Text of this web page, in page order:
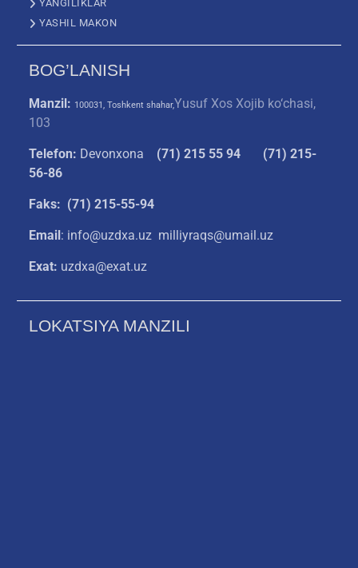
YANGILIKLAR
YASHIL MAKON
BOG’LANISH
Manzil: 100031, Toshkent shahar,Yusuf Xos Xojib ko‘chasi,
103
Telefon: Devonxona (71) 215 55 94
(71) 215-
56-86
Faks: (71) 215-55-94
Email: info@uzdxa.uz milliyraqs@umail.uz
Exat: uzdxa@exat.uz
LOKATSIYA MANZILI